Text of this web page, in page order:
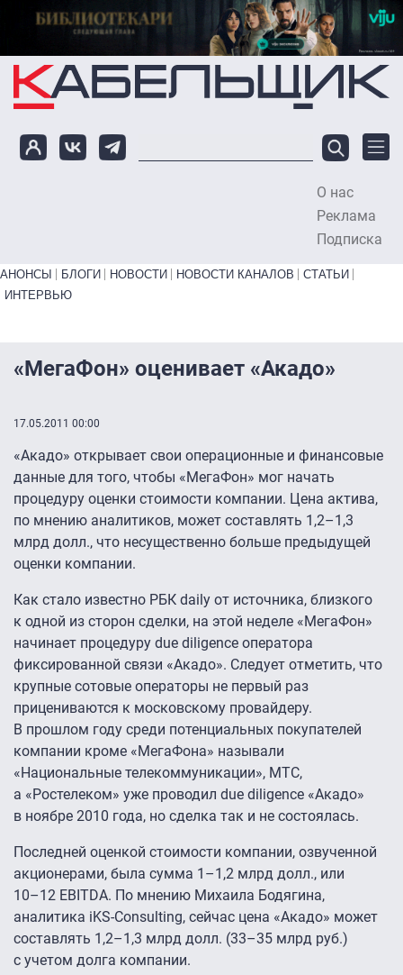
Перейти к основному содержанию
О нас
Реклама
Подписка
Primary links bottom
АНОНСЫ БЛОГИ НОВОСТИ НОВОСТИ КАНАЛОВ
СТАТЬИ
ИНТЕРВЬЮ
«МегаФон» оценивает «Акадо»
17.05.2011 00:00
«Акадо» открывает свои операционные и финансовые
данные для того, чтобы «МегаФон» мог начать
процедуру оценки стоимости компании. Цена актива,
по мнению аналитиков, может составлять 1,2–1,3
млрд долл., что несущественно больше предыдущей
оценки компании.
Как стало известно РБК daily от источника, близкого
к одной из сторон сделки, на этой неделе «МегаФон»
начинает процедуру due diligence оператора
фиксированной связи «Акадо». Следует отметить, что
крупные сотовые операторы не первый раз
прицениваются к московскому провайдеру.
В прошлом году среди потенциальных покупателей
компании кроме «МегаФона» называли
«Национальные телекоммуникации», МТС,
а «Ростелеком» уже проводил due diligence «Акадо»
в ноябре 2010 года, но сделка так и не состоялась.
Последней оценкой стоимости компании, озвученной
акционерами, была сумма 1–1,2 млрд долл., или
10–12 EBITDA. По мнению Михаила Бодягина,
аналитика iKS-Consulting, сейчас цена «Акадо» может
составлять 1,2–1,3 млрд долл. (33–35 млрд руб.)
с учетом долга компании.